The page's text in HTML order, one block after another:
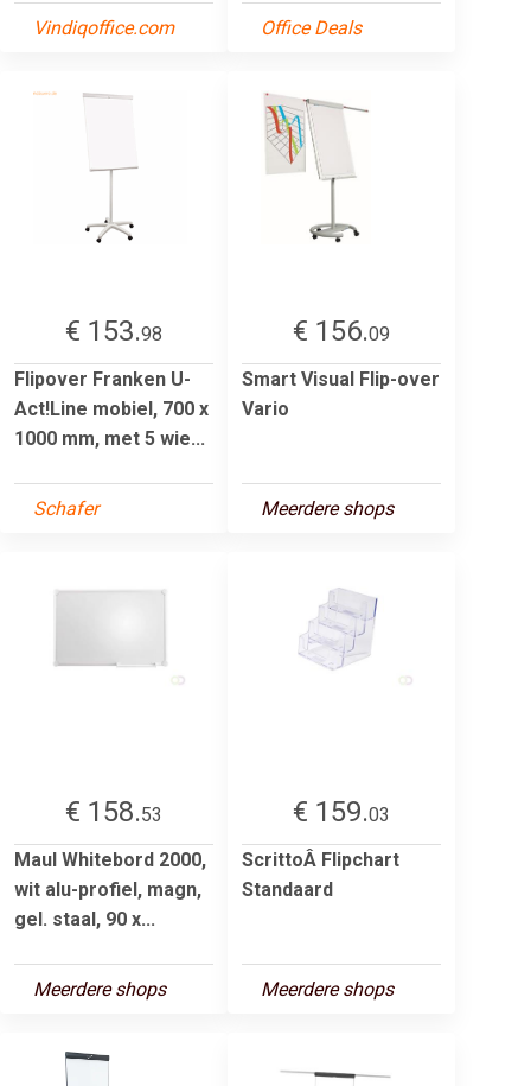
Vindiqoffice.com
Office Deals
€ 153.98
Flipover Franken U-
Act!Line mobiel, 700 x
1000 mm, met 5 wie...
Schafer
€ 156.09
Smart Visual Flip-over
Vario
Meerdere shops
€ 158.53
Maul Whitebord 2000,
wit alu-profiel, magn,
gel. staal, 90 x...
Meerdere shops
€ 159.03
ScrittoÂ Flipchart
Standaard
Meerdere shops